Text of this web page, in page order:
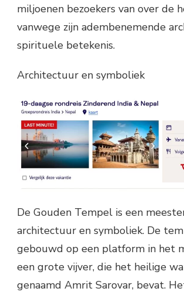
miljoenen bezoekers van over de
vanwege zijn adembenemende
spirituele betekenis.
Architectuur en symboliek
De Gouden Tempel is een
architectuur en symboliek. De
gebouwd op een platform in het
een grote vijver, die het heilige
genaamd Amrit Sarovar, bevat.